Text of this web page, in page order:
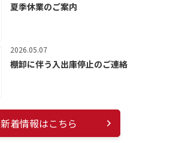
夏季休業のご案内
2026.05.07
棚卸に伴う入出庫停止のご連絡
新着情報はこちら